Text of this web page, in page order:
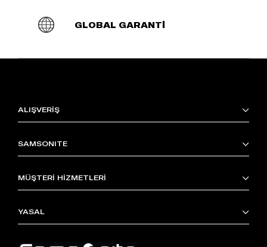
GLOBAL GARANTİ
ALIŞVERİŞ
SAMSONITE
MÜŞTERİ HİZMETLERİ
YASAL